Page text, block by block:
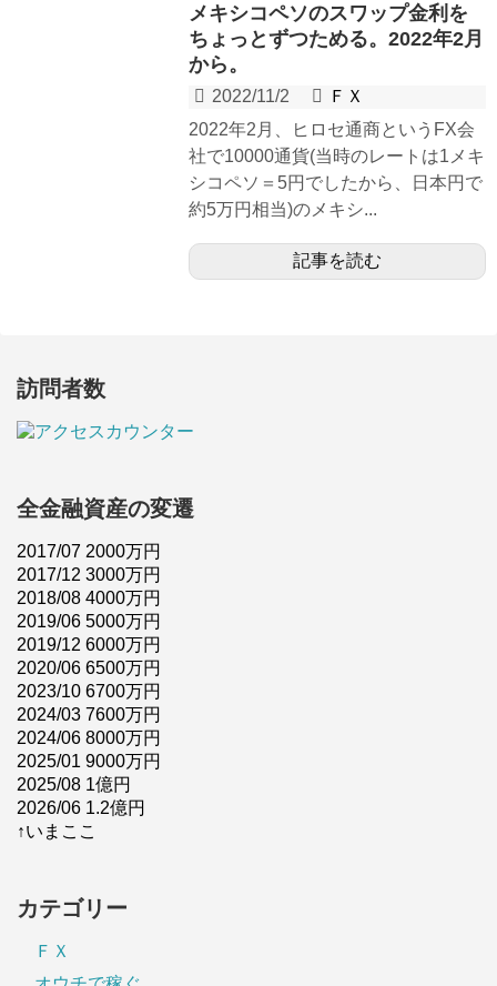
メキシコペソのスワップ金利を
ちょっとずつためる。2022年2月
から。
2022/11/2
ＦＸ
2022年2月、ヒロセ通商というFX会
社で10000通貨(当時のレートは1メキ
シコペソ＝5円でしたから、日本円で
約5万円相当)のメキシ...
記事を読む
訪問者数
全金融資産の変遷
2017/07 2000万円
2017/12 3000万円
2018/08 4000万円
2019/06 5000万円
2019/12 6000万円
2020/06 6500万円
2023/10 6700万円
2024/03 7600万円
2024/06 8000万円
2025/01 9000万円
2025/08 1億円
2026/06 1.2億円
↑いまここ
カテゴリー
ＦＸ